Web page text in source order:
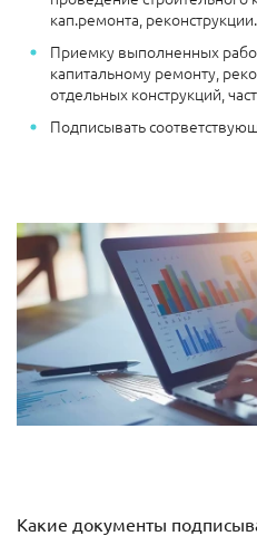
кап.ремонта, реконструкции.
Приемку выполненных
капитальному ремонту,
отдельных конструкций,
Подписывать
Какие документы